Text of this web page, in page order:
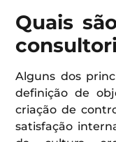
Quais
Alguns dos
definição de
criação de
satisfação